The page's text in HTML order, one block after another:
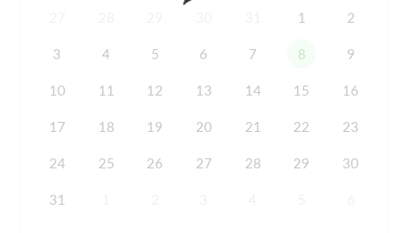
1 2
3 4 5 6 7 8 9
10 11 12 13 14 15 16
17 18 19 20 21 22 23
24 25 26 27 28 29 30
31